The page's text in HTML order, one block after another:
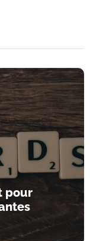
pour